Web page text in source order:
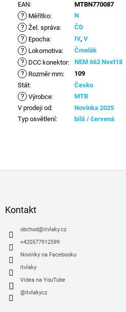
EAN: MTBN770087
? Měřítko: N
? Žel. správa: ČD
? Epocha: IV, V
? Lokomotiva: Čmelák
? DCC konektor: NEM 662 Next18
? Rozměr mm:
109
Stát: Česko
? Výrobce:
MTB
V prodeji od:
Novinka 2025
Typ osvětlení: bílá / červená
Kontakt
obchod@itvlaky.cz
+420577912599
Novinky na Facebooku
itvlaky
Videa na YouTube
@itvlakycz